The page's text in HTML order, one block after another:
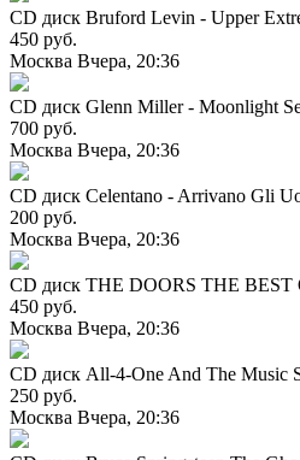
CD диск Bruford Levin - Upper
450 руб.
Москва Вчера, 20:36
CD диск Glenn Miller - Moonlight
700 руб.
Москва Вчера, 20:36
CD диск Celentano - Arrivano Gli
200 руб.
Москва Вчера, 20:36
CD диск THE DOORS THE BEST
450 руб.
Москва Вчера, 20:36
CD диск All-4-One And The Music
250 руб.
Москва Вчера, 20:36